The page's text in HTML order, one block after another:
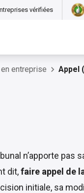
vérifiées
entreprise Appel
n’apporte
dit,faire appel de
initiale, sa